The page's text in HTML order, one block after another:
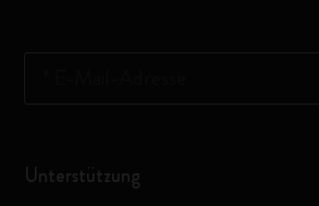
Unterstützung